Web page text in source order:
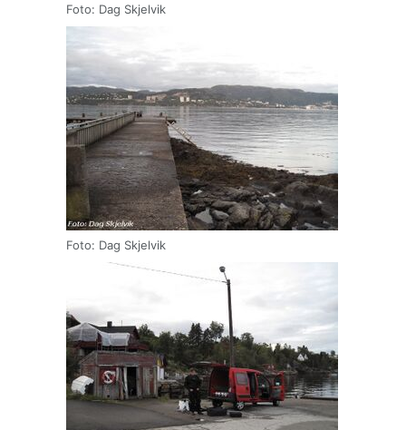
Foto: Dag Skjelvik
Foto: Dag Skjelvik